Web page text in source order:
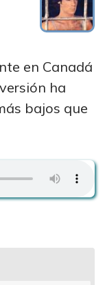
en Canadá
ha
bajos que